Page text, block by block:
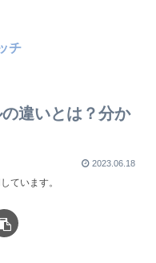
チ
違いとは？分か
2023.06.18
ています。